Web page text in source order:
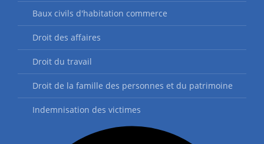
Baux civils d'habitation commerce
Droit des affaires
Droit du travail
Droit de la famille des personnes et du patrimoine
Indemnisation des victimes